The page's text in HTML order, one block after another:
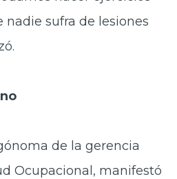
nadie sufra de lesiones
de la gerencia
Ocupacional, manifestó